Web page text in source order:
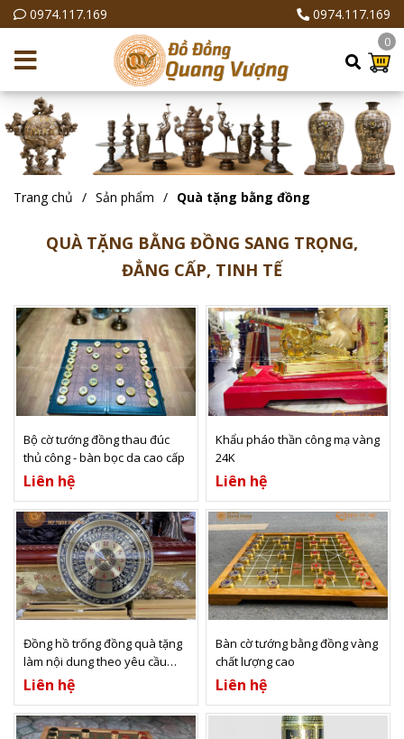
0974.117.169 0974.117.169
0
Trang chủ Sản phẩm Quà tặng bằng đồng
QUÀ TẶNG BẰNG ĐỒNG SANG TRỌNG,
ĐẲNG CẤP, TINH TẾ
Xem thêm
Bộ cờ tướng đồng thau đúc
thủ công - bàn bọc da cao cấp
Liên hệ
Xem thêm
Khẩu pháo thần công mạ vàng
24K
Liên hệ
Xem thêm
Đồng hồ trống đồng quà tặng
làm nội dung theo yêu cầu
khách đặt
Liên hệ
Xem thêm
Bàn cờ tướng bằng đồng vàng
chất lượng cao
Liên hệ